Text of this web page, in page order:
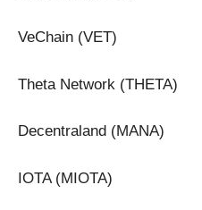
VeChain (VET)
Theta Network (THETA)
Decentraland (MANA)
IOTA (MIOTA)